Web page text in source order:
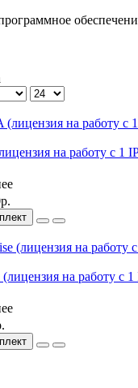
на работу с 1
на работу с